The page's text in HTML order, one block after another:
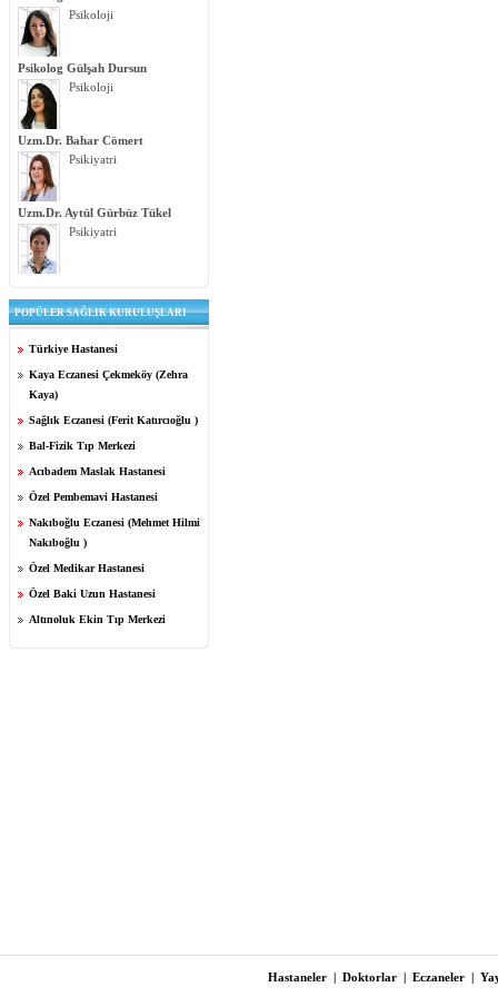
Psikoloji
Psikolog Gülşah Dursun
Psikoloji
Uzm.Dr. Bahar Cömert
Psikiyatri
Uzm.Dr. Aytül Gürbüz Tükel
Psikiyatri
POPÜLER SAĞLIK KURULUŞLARI
Türkiye Hastanesi
Kaya Eczanesi Çekmeköy (Zehra
Kaya)
Sağlık Eczanesi (Ferit Katırcıoğlu )
Bal-Fizik Tıp Merkezi
Acıbadem Maslak Hastanesi
Özel Pembemavi Hastanesi
Nakıboğlu Eczanesi (Mehmet Hilmi
Nakıboğlu )
Özel Medikar Hastanesi
Özel Baki Uzun Hastanesi
Altınoluk Ekin Tıp Merkezi
Hastaneler | Doktorlar | Eczaneler |